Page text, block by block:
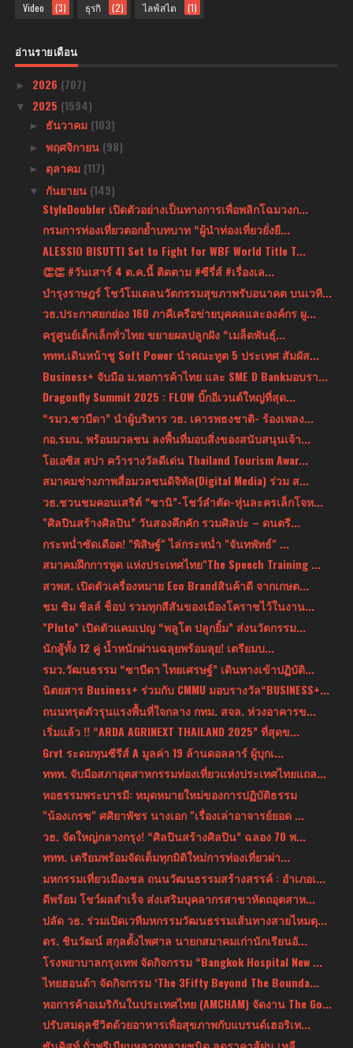
Video (3) ธุรกิ (2) ไลฟ์สไต (1)
อ่านรายเดือน
► 2026 (707)
▼ 2025 (1594)
► ธันวาคม (103)
► พฤศจิกายน (98)
► ตุลาคม (117)
▼ กันยายน (149)
StyleDoubler เปิดตัวอย่างเป็นทางการเพื่อพลิกโฉมวงก...
กรมการท่องเที่ยวตอกย้ำบทบาท “ผู้นำท่องเที่ยวยั่งยื...
ALESSIO BISUTTI Set to Fight for WBF World Title T...
👏👏 #วันเสาร์ 4 ต.ค.นี้ ติดตาม #ซีรี่ส์ #เรื่องเล...
บำรุงราษฎร์ โชว์โมเดลนวัตกรรมสุขภาพรับอนาคต บนเวที...
วธ.ประกาศยกย่อง 160 ภาคีเครือข่ายบุคคลและองค์กร ผู...
ครูศูนย์เด็กเล็กทั่วไทย ขยายผลปลูกฝัง “เมล็ดพันธุ์...
ททท.เดินหน้าชู Soft Power นำคณะทูต 5 ประเทศ สัมผัส...
Business+ จับมือ ม.หอการค้าไทย และ SME D Bankมอบรา...
Dragonfly Summit 2025 : FLOW บิ๊กอีเวนต์ใหญ่ที่สุด...
“รมว.ซาบีดา” นำผู้บริหาร วธ. เคารพธงชาติ- ร้องเพลง...
กอ.รมน. พร้อมมวลชน ลงพื้นที่มอบสิ่งของสนับสนุนเจ้า...
โอเอซิส สปา คว้ารางวัลดีเด่น Thailand Tourism Awar...
สมาคมช่างภาพสื่อมวลชนดิจิทัล(Digital Media) ร่วม ส...
วธ.ชวนชมคอนเสริต์ “ซานิ”-โชว์ลำตัด-หุ่นละครเล็กโจห...
"ศิลปินสร้างศิลปิน” วันสองคึกคัก รวมศิลปะ – ดนตรี...
กระหน่ำซัดเดือด! "พิสิษฐ์" ไล่กระหน่ำ "จันทพัทธ์" ...
สมาคมฝึกการพูด แห่งประเทศไทย"The Speech Training ...
สวพส. เปิดตัวเครื่องหมาย Eco Brandสินค้าดี จากเกษต...
ชม ชิม ชิลล์ ช็อป รวมทุกสีสันของเมืองโคราชไว้ในงาน...
"Pluto” เปิดตัวแคมเปญ “พลูโต ปลูกยิ้ม” ส่งนวัตกรรม...
นักสู้ทั้ง 12 คู่ น้ำหนักผ่านฉลุยพร้อมลุย! เตรียมบ...
รมว.วัฒนธรรม “ซาบีดา ไทยเศรษฐ์” เดินทางเข้าปฏิบัติ...
นิตยสาร Business+ ร่วมกับ CMMU มอบรางวัล“BUSINESS+...
ถนนทรุดตัวรุนแรงพื้นที่ใจกลาง กทม. สจล. ห่วงอาคารข...
เริ่มแล้ว !! “ARDA AGRINEXT THAILAND 2025” ที่สุดข...
Grvt ระดมทุนซีรีส์ A มูลค่า 19 ล้านดอลลาร์ ผู้บุกเ...
ททท. จับมือสภาอุตสาหกรรมท่องเที่ยวแห่งประเทศไทยแถล...
หอธรรมพระบารมี: หมุดหมายใหม่ของการปฏิบัติธรรม
"น้องเกรซ" ศศิยาพัชร นางเอก "เรื่องเล่าอาจารย์ยอด ...
วธ. จัดใหญ่กลางกรุง! “ศิลปินสร้างศิลปิน” ฉลอง 70 พ...
ททท. เตรียมพร้อมจัดเต็มทุกมิติใหม่การท่องเที่ยวผ่า...
มหกรรมเที่ยวเมืองชล ถนนวัฒนธรรมสร้างสรรค์ : อำเภอเ...
ดีพร้อม โชว์ผลสำเร็จ ส่งเสริมบุคลากรสาขาหัตถอุตสาห...
ปลัด วธ. ร่วมเปิดเวทีมหกรรมวัฒนธรรมเส้นทางสายไหมตุ...
ดร. ชินวัฒน์ สกุลตั้งไพศาล นายกสมาคมเก่านักเรียนอั...
โรงพยาบาลกรุงเทพ จัดกิจกรรม “Bangkok Hospital New ...
ไทยฮอนด้า จัดกิจกรรม ‘The 3Fifty Beyond The Bounda...
หอการค้าอเมริกันในประเทศไทย (AMCHAM) จัดงาน The Go...
ปรับสมดุลชีวิตด้วยอาหารเพื่อสุขภาพกับแบรนด์เฮอริเท...